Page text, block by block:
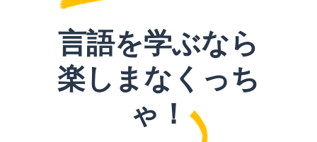
言語を学ぶなら
楽しまなくっち
ゃ！